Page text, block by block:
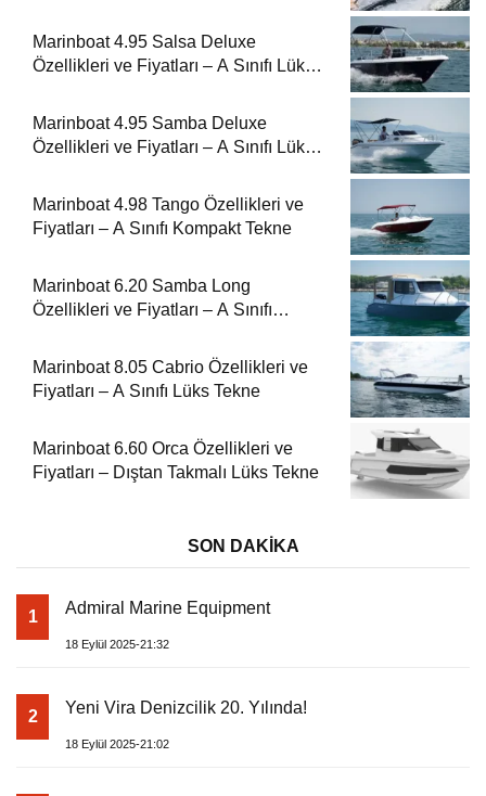
Marinboat 4.95 Salsa Deluxe
Özellikleri ve Fiyatları – A Sınıfı Lüks
Marinboat 4.95 Samba Deluxe
Özellikleri ve Fiyatları – A Sınıfı Lüks
Marinboat 4.98 Tango Özellikleri ve
Fiyatları – A Sınıfı Kompakt Tekne
Marinboat 6.20 Samba Long
Özellikleri ve Fiyatları – A Sınıfı
Marinboat 8.05 Cabrio Özellikleri ve
Fiyatları – A Sınıfı Lüks Tekne
Marinboat 6.60 Orca Özellikleri ve
Fiyatları – Dıştan Takmalı Lüks Tekne
SON DAKİKA
1 Admiral Marine Equipment
18 Eylül 2025-21:32
2 Yeni Vira Denizcilik 20. Yılında!
18 Eylül 2025-21:02